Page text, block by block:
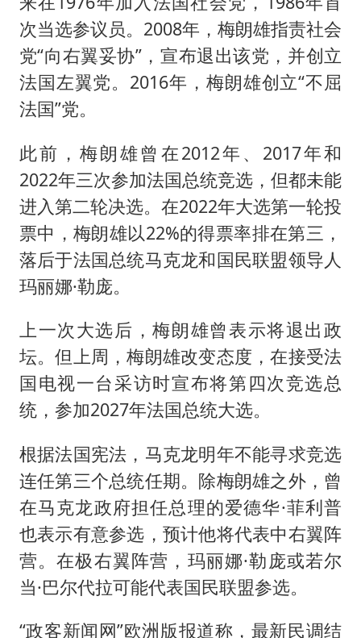
次当选参议员。2008年，梅朗雄指责社会
党“向右翼妥协”，宣布退出该党，并创立
法国左翼党。2016年，梅朗雄创立“不屈
法国”党。
此前，梅朗雄曾在2012年、2017年和
2022年三次参加法国总统竞选，但都未能
进入第二轮决选。在2022年大选第一轮投
票中，梅朗雄以22%的得票率排在第三，
落后于法国总统马克龙和国民联盟领导人
玛丽娜·勒庞。
上一次大选后，梅朗雄曾表示将退出政
坛。但上周，梅朗雄改变态度，在接受法
国电视一台采访时宣布将第四次竞选总
统，参加2027年法国总统大选。
根据法国宪法，马克龙明年不能寻求竞选
连任第三个总统任期。除梅朗雄之外，曾
在马克龙政府担任总理的爱德华·菲利普
也表示有意参选，预计他将代表中右翼阵
营。在极右翼阵营，玛丽娜·勒庞或若尔
当·巴尔代拉可能代表国民联盟参选。
“政客新闻网”欧洲版报道称，最新民调结